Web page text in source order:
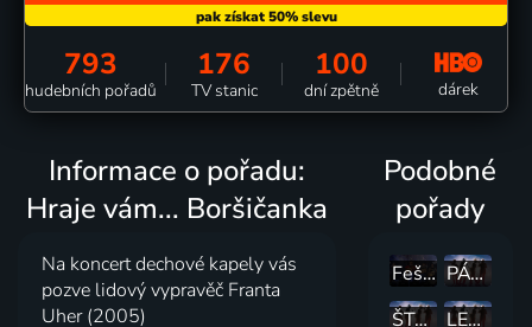
793
hudebních pořadů
176
TV stanic
100
dní zpětně dárek
Informace o pořadu:
Hraje vám... Boršičanka
Na koncert dechové kapely vás
pozve lidový vypravěč Franta
Uher (2005)
Podobné
pořady
Fešáci v Lucerně
PÁTEČNÍ POSEZENÍ S PEPÍKY
ŠTAFLE
LETNÍ PÓDIA